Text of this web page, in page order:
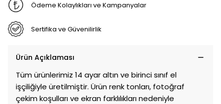
Ödeme Kolaylıkları ve Kampanyalar
Sertifika ve Güvenilirlik
Ürün Açıklaması
Tüm ürünlerimiz 14 ayar altın ve birinci sınıf el
işçiliğiyle üretilmiştir. Ürün renk tonları, fotoğraf
çekim koşulları ve ekran farklılıkları nedeniyle